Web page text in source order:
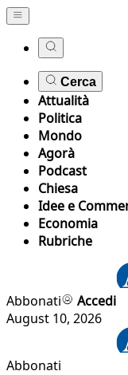
Cerca
Attualità
Politica
Mondo
Agorà
Podcast
Chiesa
Idee e
Economia
Rubriche
Abbonati
Accedi
August 10, 2026
Abbonati